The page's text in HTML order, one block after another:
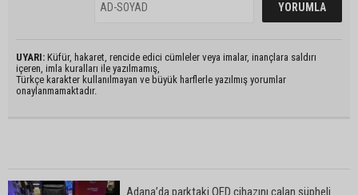
UYARI: Küfür, hakaret, rencide edici cümleler veya imalar, inançlara saldırı
içeren, imla kuralları ile yazılmamış,
Türkçe karakter kullanılmayan ve büyük harflerle yazılmış yorumlar
onaylanmamaktadır.
Adana’da parktaki OED cihazını çalan şüpheli